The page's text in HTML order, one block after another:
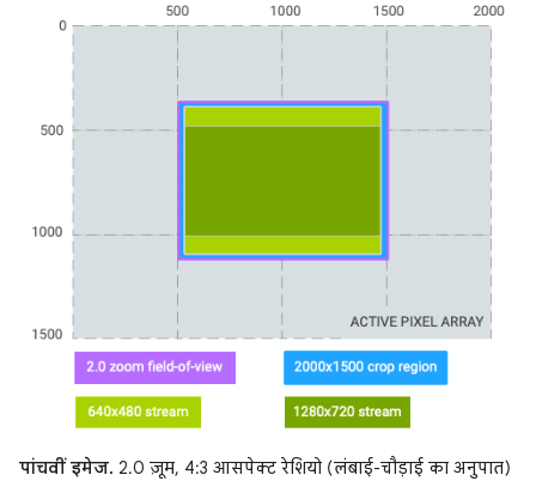
पांचवीं इमेज. 2.0 ज़ूम, 4:3 आसपेक्ट रेशियो (लंबाई-चौड़ाई का अनुपात)